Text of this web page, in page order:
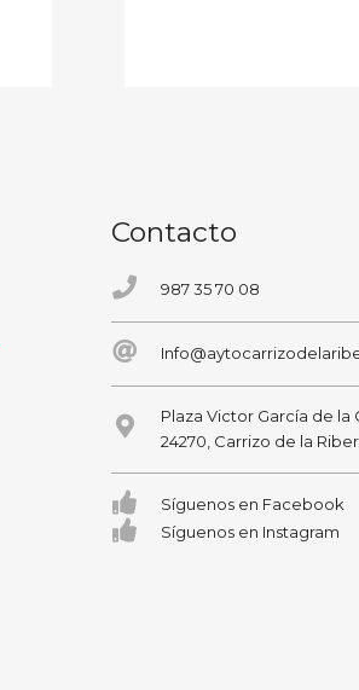
Contacto
987 35 70 08
Plaza Victor García de la
24270, Carrizo de la
Síguenos en Facebook
Síguenos en Instagram